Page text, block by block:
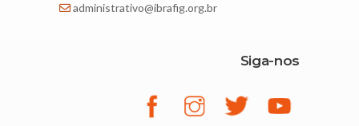
administrativo@ibrafig.org.br
Siga-nos